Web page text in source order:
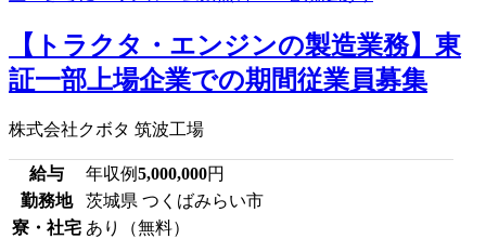
【トラクタ・エンジンの製造業務】東
証一部上場企業での期間従業員募集
株式会社クボタ 筑波工場
給与 年収例5,000,000円
勤務地
茨城県 つくばみらい市
寮・社宅 あり（無料）